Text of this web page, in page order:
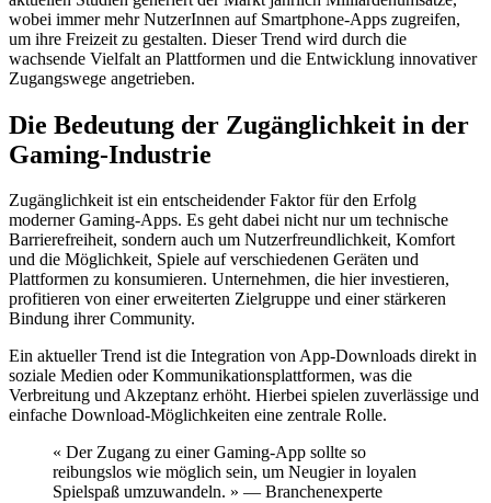
wobei immer mehr NutzerInnen auf Smartphone-Apps zugreifen,
um ihre Freizeit zu gestalten. Dieser Trend wird durch die
wachsende Vielfalt an Plattformen und die Entwicklung innovativer
Zugangswege angetrieben.
Die Bedeutung der Zugänglichkeit in der
Gaming-Industrie
Zugänglichkeit ist ein entscheidender Faktor für den Erfolg
moderner Gaming-Apps. Es geht dabei nicht nur um technische
Barrierefreiheit, sondern auch um Nutzerfreundlichkeit, Komfort
und die Möglichkeit, Spiele auf verschiedenen Geräten und
Plattformen zu konsumieren. Unternehmen, die hier investieren,
profitieren von einer erweiterten Zielgruppe und einer stärkeren
Bindung ihrer Community.
Ein aktueller Trend ist die Integration von App-Downloads direkt in
soziale Medien oder Kommunikationsplattformen, was die
Verbreitung und Akzeptanz erhöht. Hierbei spielen zuverlässige und
einfache Download-Möglichkeiten eine zentrale Rolle.
« Der Zugang zu einer Gaming-App sollte so
reibungslos wie möglich sein, um Neugier in loyalen
Spielspaß umzuwandeln. » — Branchenexperte